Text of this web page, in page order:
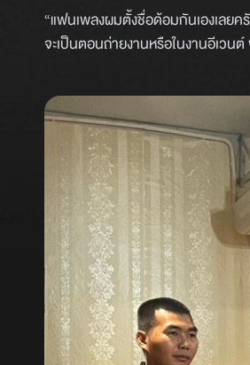
“แฟนเพลงผมตั้งชื่อด้อมกันเองเลย
จะเป็นตอนถ่ายงานหรือในงานอีเวน